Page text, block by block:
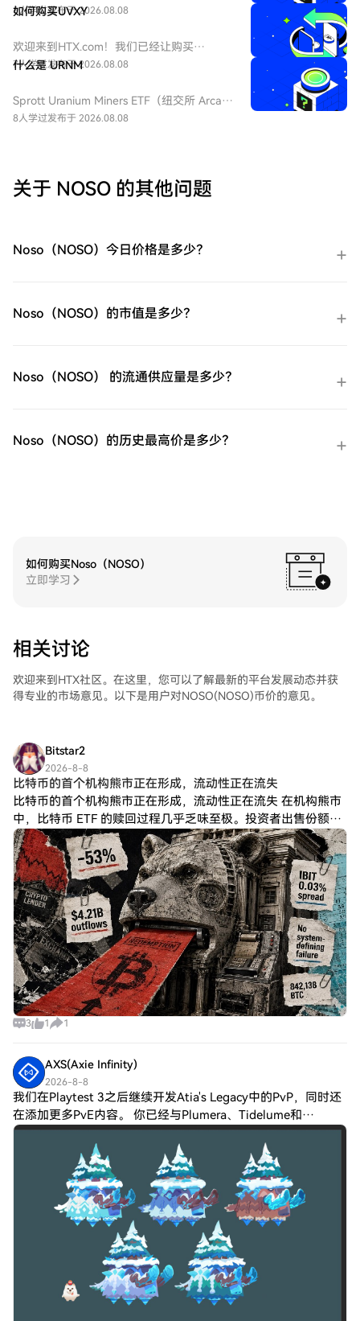
ETF（纽交所 Arca 代码：UVXY），中文：
ETF 为每日 2 倍杠杆做多 VIX 短期期货产
品，挂钩标普 500 短期波动率期货指数，该
基金通常用于在美股市场波动加剧或恐慌情
特性和期货展期成本，它不适合长期持有。
6人学过发布于 2026.08.08
如何购买UVXY
欢迎来到HTX.com！我们已经让购买
ProShares 两倍做多短期 VIX 期货
逐步指南，放心开始您的加密货币之旅。第
一步：创建您的HTX账户使用您的电子邮
或Mastercard即时购买ProShares 两倍做多
Pay等流行支付方法以增加便利性。C2C购
者提供个性化服务和竞争性汇率。第三步：
存储您的ProShares 两倍做多短期 VIX 期货
在您的HTX账户钱包中。您也可以通过区块
链转账将其发送到其他地方或者用于交易其
货市场轻松交易ProShares 两倍做多短期 VIX
期货ETF（UVXY)。访问您的账户，选择您的
7人学过发布于 2026.08.08
什么是 URNM
Sprott Uranium Miners ETF（纽交所 Arca
代码：URNM），中文：无（bn无），传统
铀持有企业，受益全球清洁能源转型与核电
需求增长，是美股稀缺铀矿赛道投资工具。
8人学过发布于 2026.08.08
关于 NOSO 的其他问题
Noso（NOSO）今日价格是多少？
Noso（NOSO）的市值是多少？
Noso（NOSO） 的流通供应量是多少？
Noso（NOSO）的历史最高价是多少？
如何购买Noso（NOSO）
立即学习
相关讨论
欢迎来到HTX社区。在这里，您可以了解最新的平台发展动态并获
得专业的市场意见。以下是用户对NOSO(NOSO)币价的意见。
Bitstar2
2026-8-8
比特币的首个机构熊市正在形成，流动性正在流失
比特币的首个机构熊市正在形成，流动性正在流失 在机构熊市
中，比特币 ETF 的赎回过程几乎乏味至极。投资者出售份额，
授权参与者将大量比特币返还给信托，基金要么支付现金，要
么转移 BTC。基金资产缩水，
3 1 1
AXS(Axie Infinity)
2026-8-8
我们在Playtest 3之后继续开发Atia's Legacy中的PvP，同时还
在添加更多PvE内容。 你已经与Plumera、Tidelume和
Kilnbane战斗过。 你准备好迎接下一个挑战了吗